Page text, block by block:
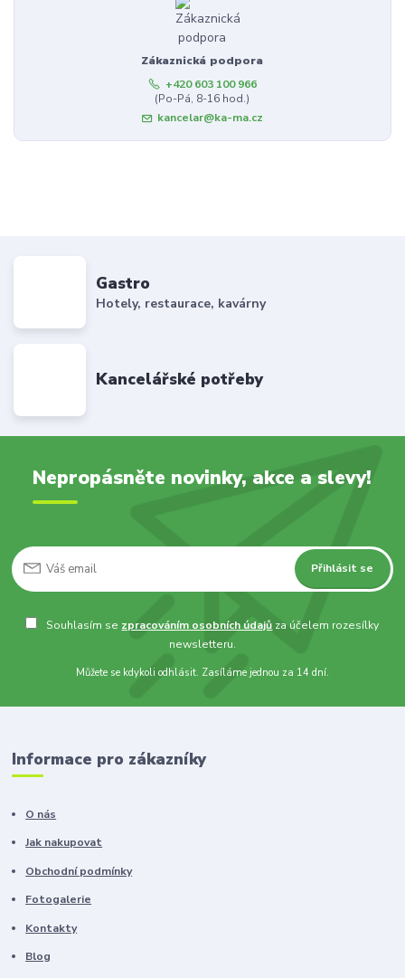
Zákaznická podpora
+420 603 100 966
(Po-Pá, 8-16 hod.)
kancelar@ka-ma.cz
Gastro
Hotely, restaurace, kavárny
Kancelářské potřeby
Nepropásněte novinky, akce a slevy!
Přihlásit se
Souhlasím se zpracováním osobních údajů za účelem rozesílky
newsletteru.
Můžete se kdykoli odhlásit. Zasíláme jednou za 14 dní.
Informace pro zákazníky
O nás
Jak nakupovat
Obchodní podmínky
Fotogalerie
Kontakty
Blog